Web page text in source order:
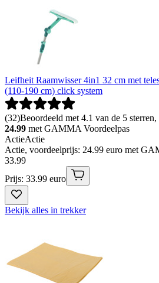
Leifheit Raamwisser 4in1 32 cm met
(110-190 cm) click system
(32)Beoordeeld met 4.1 van de 5
24.99 met GAMMA Voordeelpas
ActieActie
Actie, voordeelprijs: 24.99 euro met
33.99
Prijs: 33.99 euro
Bekijk alles in trekker